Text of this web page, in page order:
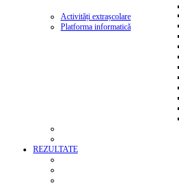
Activități extrașcolare
Platforma informatică
REZULTATE